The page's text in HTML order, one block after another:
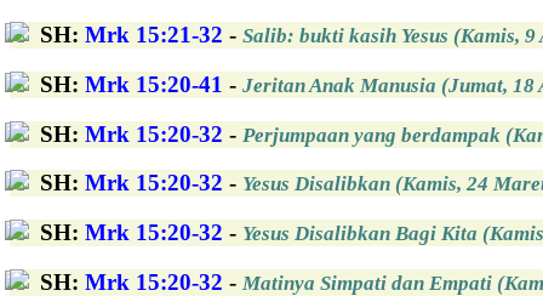
SH: Mrk 15:21-32 - Salib: bukti kasih Yesus (Kamis,
SH: Mrk 15:20-41 - Jeritan Anak Manusia (Jumat, 18
SH: Mrk 15:20-32 - Perjumpaan yang berdampak
SH: Mrk 15:20-32 - Yesus Disalibkan (Kamis, 24
SH: Mrk 15:20-32 - Yesus Disalibkan Bagi Kita
SH: Mrk 15:20-32 - Matinya Simpati dan Empati